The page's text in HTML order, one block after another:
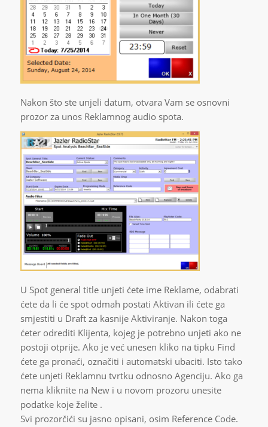
Nakon što ste unjeli datum, otvara Vam se osnovni
prozor za unos Reklamnog audio spota.
U Spot general title unjeti ćete ime Reklame, odabrati
ćete da li će spot odmah postati Aktivan ili ćete ga
smjestiti u Draft za kasnije Aktiviranje. Nakon toga
ćeter odrediti Klijenta, kojeg je potrebno unjeti ako ne
postoji otprije. Ako je već unesen kliko na tipku Find
ćete ga pronaći, označiti i automatski ubaciti. Isto tako
ćete unjeti Reklamnu tvrtku odnosno Agenciju. Ako ga
nema kliknite na New i u novom prozoru unesite
podatke koje želite .
Svi prozorčići su jasno opisani, osim Reference Code.